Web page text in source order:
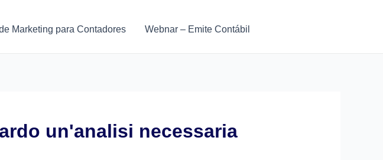
Marketing para Contadores Webnar – Emite Contábil
un'analisi necessaria